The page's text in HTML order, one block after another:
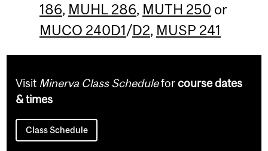
186, MUHL 286, MUTH 250 or
MUCO 240D1/D2, MUSP 241
Visit Minerva Class Scheduleforcourse dates
& times
Class Schedule